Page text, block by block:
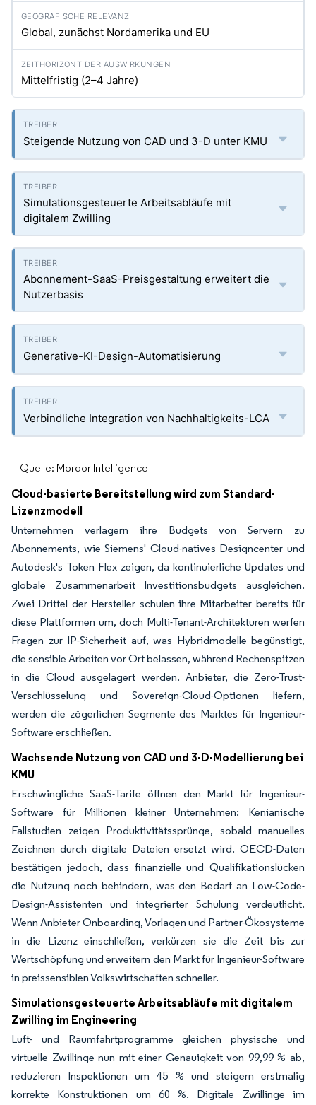
Global, zunächst Nordamerika und EU
Mittelfristig (2–4 Jahre)
Steigende Nutzung von CAD und 3-D unter KMU
Simulationsgesteuerte Arbeitsabläufe mit
digitalem Zwilling
Abonnement-SaaS-Preisgestaltung erweitert die
Nutzerbasis
Generative-KI-Design-Automatisierung
Verbindliche Integration von Nachhaltigkeits-LCA
Quelle: Mordor Intelligence
Cloud-basierte Bereitstellung wird zum Standard-
Lizenzmodell
Unternehmen verlagern ihre Budgets von Servern zu
Abonnements, wie Siemens' Cloud-natives Designcenter und
Autodesk's Token Flex zeigen, da kontinuierliche Updates und
globale Zusammenarbeit Investitionsbudgets ausgleichen.
Zwei Drittel der Hersteller schulen ihre Mitarbeiter bereits für
diese Plattformen um, doch Multi-Tenant-Architekturen werfen
Fragen zur IP-Sicherheit auf, was Hybridmodelle begünstigt,
die sensible Arbeiten vor Ort belassen, während Rechenspitzen
in die Cloud ausgelagert werden. Anbieter, die Zero-Trust-
Verschlüsselung und Sovereign-Cloud-Optionen liefern,
werden die zögerlichen Segmente des Marktes für Ingenieur-
Software erschließen.
Wachsende Nutzung von CAD und 3-D-Modellierung bei
KMU
Erschwingliche SaaS-Tarife öffnen den Markt für Ingenieur-
Software für Millionen kleiner Unternehmen: Kenianische
Fallstudien zeigen Produktivitätssprünge, sobald manuelles
Zeichnen durch digitale Dateien ersetzt wird. OECD-Daten
bestätigen jedoch, dass finanzielle und Qualifikationslücken
die Nutzung noch behindern, was den Bedarf an Low-Code-
Design-Assistenten und integrierter Schulung verdeutlicht.
Wenn Anbieter Onboarding, Vorlagen und Partner-Ökosysteme
in die Lizenz einschließen, verkürzen sie die Zeit bis zur
Wertschöpfung und erweitern den Markt für Ingenieur-Software
in preissensiblen Volkswirtschaften schneller.
Simulationsgesteuerte Arbeitsabläufe mit digitalem
Zwilling im Engineering
Luft- und Raumfahrtprogramme gleichen physische und
virtuelle Zwillinge nun mit einer Genauigkeit von 99,99 % ab,
reduzieren Inspektionen um 45 % und steigern erstmalig
korrekte Konstruktionen um 60 %. Digitale Zwillinge im